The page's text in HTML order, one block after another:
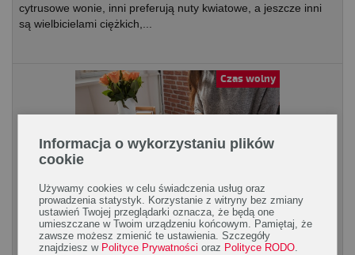
cytrusowe wonie, inni preferują nuty kwiatowe, a jeszcze inni
są wielbicielami ciężkich,...
Czas wolny
Bullet journal, czyli organizacja idealna!
Idea bullet journal nie jest znana wielu. Jednak te osoby, które
Informacja o wykorzystaniu plików
cookie
Używamy cookies w celu świadczenia usług oraz
prowadzenia statystyk. Korzystanie z witryny bez zmiany
ustawień Twojej przeglądarki oznacza, że będą one
umieszczane w Twoim urządzeniu końcowym. Pamiętaj, że
zawsze możesz zmienić te ustawienia. Szczegóły
znajdziesz w Polityce Prywatności oraz Polityce RODO.